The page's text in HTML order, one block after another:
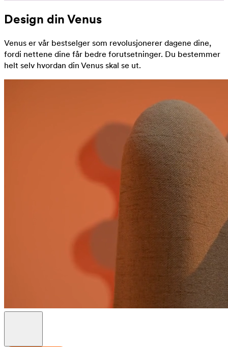
Design din Venus
Venus er vår bestselger som revolusjonerer dagene dine,
fordi nettene dine får bedre forutsetninger. Du bestemmer
helt selv hvordan din Venus skal se ut.